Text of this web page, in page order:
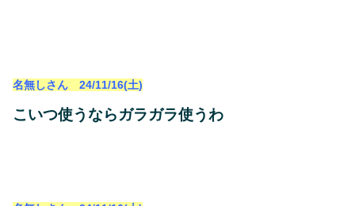
名無しさん 24/11/16(土)
こいつ使うならガラガラ使うわ